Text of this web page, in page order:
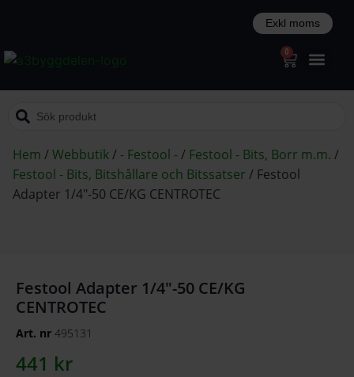
0
Hem /Webbutik/ - Festool -/ Festool - Bits, Borr m.m. /
Festool - Bits, Bitshållare och Bitssatser / Festool
Adapter 1/4″-50 CE/KG CENTROTEC
Festool Adapter 1/4″-50 CE/KG
CENTROTEC
Art. nr 495131
441 kr